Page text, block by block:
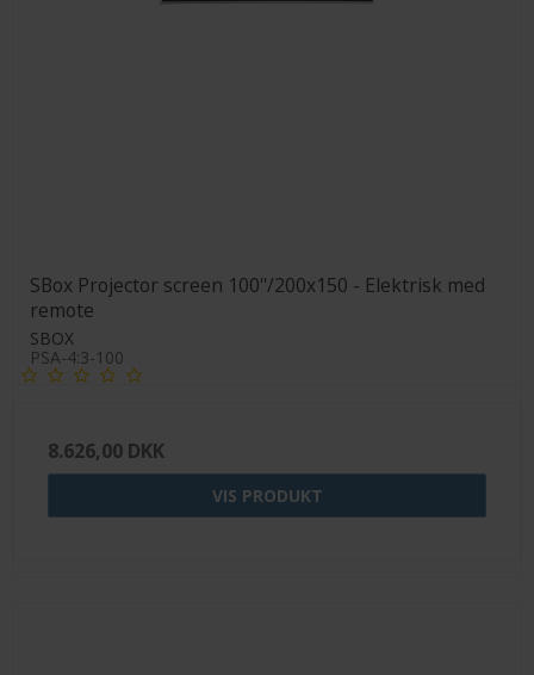
SBox Projector screen 100''/200x150 - Elektrisk med
remote
SBOX
PSA-4:3-100
8.626,00 DKK
VIS PRODUKT